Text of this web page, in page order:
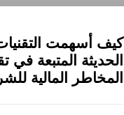
كيف أسهمت
الحديثة المتبعة في
المخاطر المالية